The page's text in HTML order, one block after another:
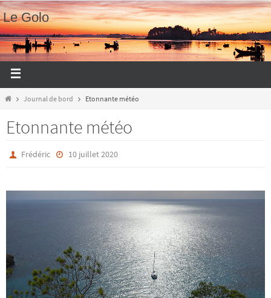
Le Golo
Journal de bord Etonnante météo
Etonnante météo
Frédéric 10 juillet 2020